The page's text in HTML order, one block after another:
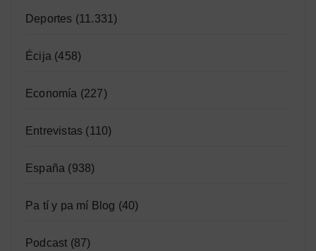
Deportes (11.331)
Écija (458)
Economía (227)
Entrevistas (110)
España (938)
Pa tí y pa mí Blog (40)
Podcast (87)